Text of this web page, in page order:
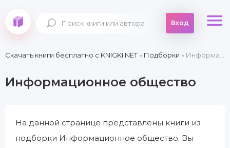
Вход
Скачать книги бесплатно c KNIGKI.NET» Подборки » Информационное общество
Информационное общество
На данной странице представлены книги из
подборки Информационное общество. Вы